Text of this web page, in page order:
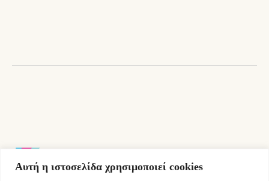
Αυτή η ιστοσελίδα χρησιμοποιεί cookies